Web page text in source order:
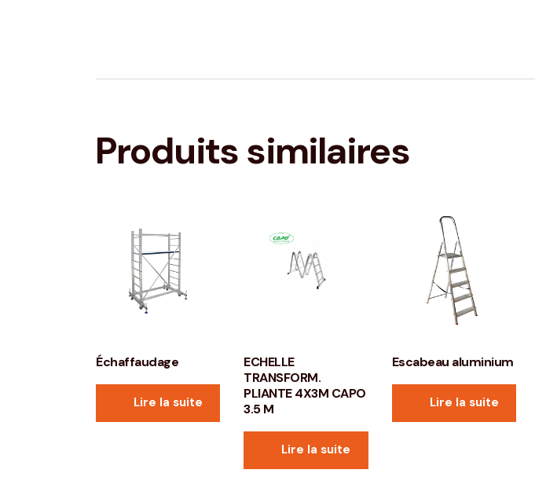
Produits similaires
Échaffaudage
Lire la suite
ECHELLE
TRANSFORM.
PLIANTE 4X3M CAPO
3.5 M
Lire la suite
Escabeau aluminium
Lire la suite